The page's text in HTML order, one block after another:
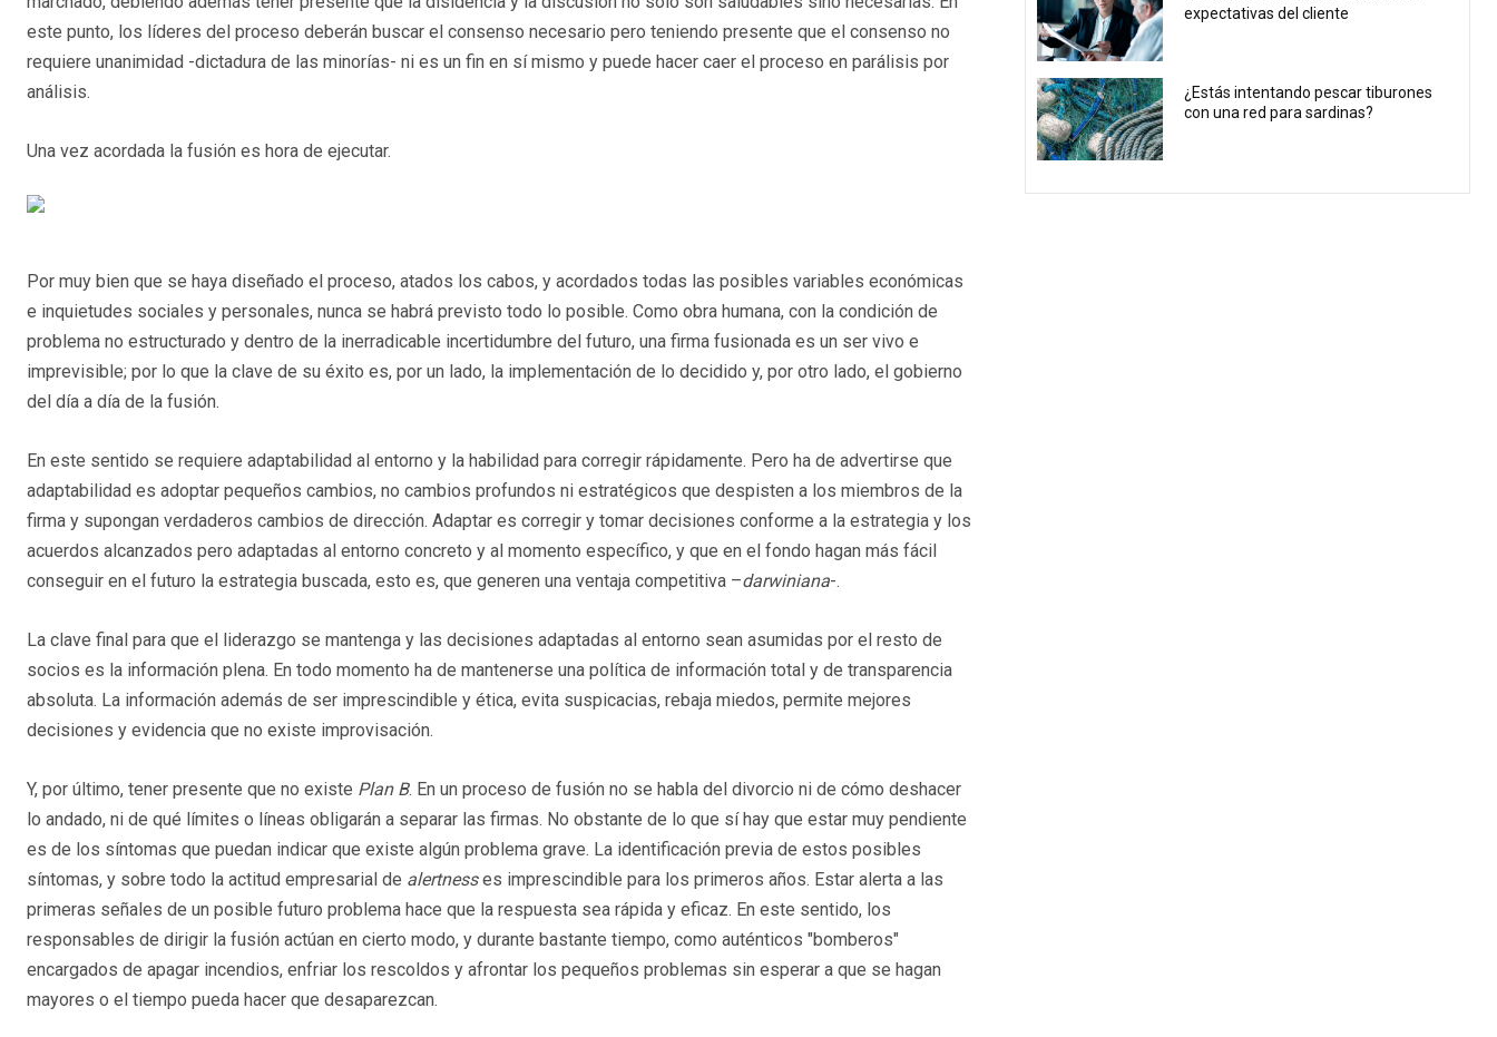
este punto, los líderes del proceso deberán buscar el consenso necesario pero teniendo presente que el consenso no
requiere unanimidad -dictadura de las minorías- ni es un fin en sí mismo y puede hacer caer el proceso en parálisis por
análisis.
Una vez acordada la fusión es hora de ejecutar.
Por muy bien que se haya diseñado el proceso, atados los cabos, y acordados todas las posibles variables económicas
e inquietudes sociales y personales, nunca se habrá previsto todo lo posible. Como obra humana, con la condición de
problema no estructurado y dentro de la inerradicable incertidumbre del futuro, una firma fusionada es un ser vivo e
imprevisible; por lo que la clave de su éxito es, por un lado, la implementación de lo decidido y, por otro lado, el gobierno
del día a día de la fusión.
En este sentido se requiere adaptabilidad al entorno y la habilidad para corregir rápidamente. Pero ha de advertirse que
adaptabilidad es adoptar pequeños cambios, no cambios profundos ni estratégicos que despisten a los miembros de la
firma y supongan verdaderos cambios de dirección. Adaptar es corregir y tomar decisiones conforme a la estrategia y los
acuerdos alcanzados pero adaptadas al entorno concreto y al momento específico, y que en el fondo hagan más fácil
conseguir en el futuro la estrategia buscada, esto es, que generen una ventaja competitiva –darwiniana-.
La clave final para que el liderazgo se mantenga y las decisiones adaptadas al entorno sean asumidas por el resto de
socios es la información plena. En todo momento ha de mantenerse una política de información total y de transparencia
absoluta. La información además de ser imprescindible y ética, evita suspicacias, rebaja miedos, permite mejores
decisiones y evidencia que no existe improvisación.
Y, por último, tener presente que no existe Plan B. En un proceso de fusión no se habla del divorcio ni de cómo deshacer
lo andado, ni de qué límites o líneas obligarán a separar las firmas. No obstante de lo que sí hay que estar muy pendiente
es de los síntomas que puedan indicar que existe algún problema grave. La identificación previa de estos posibles
síntomas, y sobre todo la actitud empresarial de alertnesses imprescindible para los primeros años. Estar alerta a las
primeras señales de un posible futuro problema hace que la respuesta sea rápida y eficaz. En este sentido, los
responsables de dirigir la fusión actúan en cierto modo, y durante bastante tiempo, como auténticos "bomberos"
encargados de apagar incendios, enfriar los rescoldos y afrontar los pequeños problemas sin esperar a que se hagan
mayores o el tiempo pueda hacer que desaparezcan.
expectativas del cliente
¿Estás intentando pescar tiburones
con una red para sardinas?